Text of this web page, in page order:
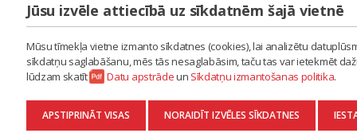
LAIPA
ES RADU MŪZIKU
AKTUALITĀTES
KONTAKTI
SĪKDATŅU IZMANTOŠANAS POLITIKA
DATU APSTRĀDE
Jūsu izvēle attiecībā uz sīkdatnēm šajā vietnē
Mūsu tīmekļa vietne izmanto sīkdatnes (cookies), lai analizētu
sīkdatņu saglabāšanu, mēs tās nesaglabāsim, taču tas var ietekmēt
lūdzam skatīt
Datu apstrādeun Sīkdatņu izmantošanas politika.
APSTIPRINĀT VISAS NORAIDĪT IZVĒLES SĪKDATNES